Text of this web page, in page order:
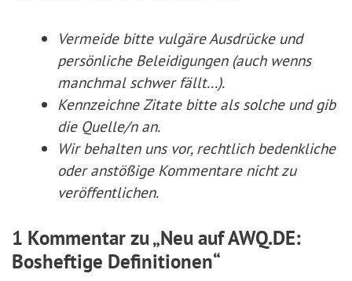
Vermeide bitte vulgäre Ausdrücke und
persönliche Beleidigungen (auch wenns
manchmal schwer fällt...).
Kennzeichne Zitate bitte als solche und gib
die Quelle/n an.
Wir behalten uns vor, rechtlich bedenkliche
oder anstößige Kommentare nicht zu
veröffentlichen.
1 Kommentar zu „Neu auf AWQ.DE:
Bosheftige Definitionen“